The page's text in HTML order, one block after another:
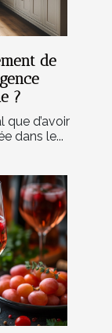
de
?
que d’avoir
dans le...